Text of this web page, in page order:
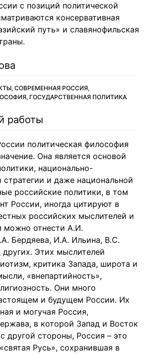
с позиций политической
консервативная
путь» и славянофильская
СОВРЕМЕННАЯ РОССИЯ,
ГОСУДАРСТВЕННАЯ ПОЛИТИКА
работы
политическая философия
Она является основой
национально-
стратегии и даже национальной
российские политики, в том
России, иногда цитируют в
российских мыслителей и
можно отнести А.И.
Бердяева, И.А. Ильина, В.С.
Этих мыслителей
критика Запада, широта и
«внепартийность»,
Они много
и будущем России. Их
и могучая Россия,
в которой Запад и Восток
другой стороны, Россия – это
Русь», сохранившая в